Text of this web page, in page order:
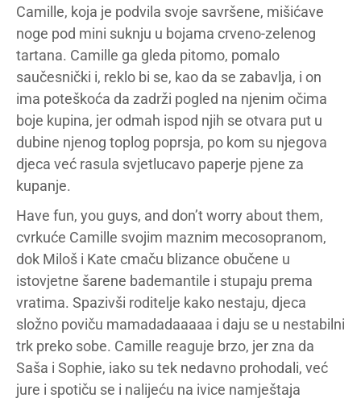
Camille, koja je podvila svoje savršene, mišićave
noge pod mini suknju u bojama crveno-zelenog
tartana. Camille ga gleda pitomo, pomalo
saučesnički i, reklo bi se, kao da se zabavlja, i on
ima poteškoća da zadrži pogled na njenim očima
boje kupina, jer odmah ispod njih se otvara put u
dubine njenog toplog poprsja, po kom su njegova
djeca već rasula svjetlucavo paperje pjene za
kupanje.
Have fun, you guys, and don’t worry about them,
cvrkuće Camille svojim maznim mecosopranom,
dok Miloš i Kate cmaču blizance obučene u
istovjetne šarene bademantile i stupaju prema
vratima. Spazivši roditelje kako nestaju, djeca
složno poviču mamadadaaaaa i daju se u nestabilni
trk preko sobe. Camille reaguje brzo, jer zna da
Saša i Sophie, iako su tek nedavno prohodali, već
jure i spotiču se i nalijeću na ivice namještaja